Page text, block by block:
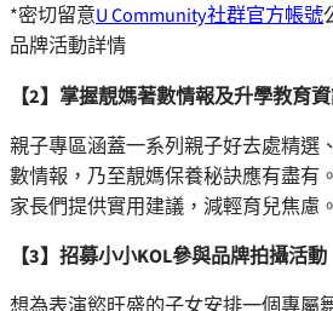
*密切留意U Community社群官方帳號
品牌活動詳情
【2】掌握靚媽著數情報及升學教育
親子專區涵蓋一系列親子好去處精選
數情報，乃至靚媽保養秘訣應有盡有
家長們提供實用建議，減輕育兒焦慮。
【3】招募小小KOL參與品牌拍攝活動